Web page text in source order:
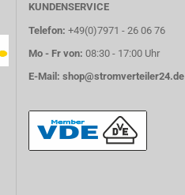
KUNDENSERVICE
Telefon: +49(0)7971 - 26 06 76
Mo - Fr von: 08:30 - 17:00 Uhr
E-Mail: shop@stromverteiler24.de